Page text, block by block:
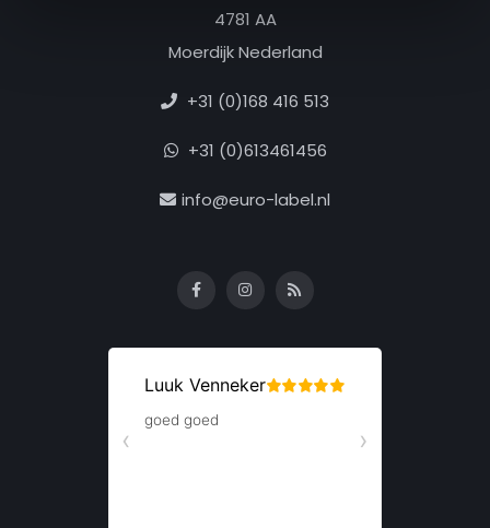
4781 AA
Moerdijk Nederland
+31 (0)168 416 513
+31 (0)613461456
info@euro-label.nl